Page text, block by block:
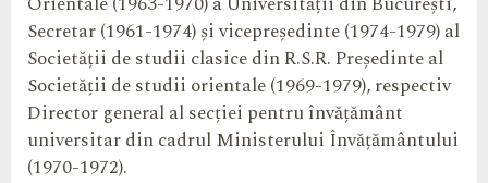
Secretar (1961-1974) și vicepreședinte (1974-1979) al
Societății de studii clasice din R.S.R. Președinte al
Societății de studii orientale (1969-1979), respectiv
Director general al secției pentru învățământ
universitar din cadrul Ministerului Învățământului
(1970-1972).